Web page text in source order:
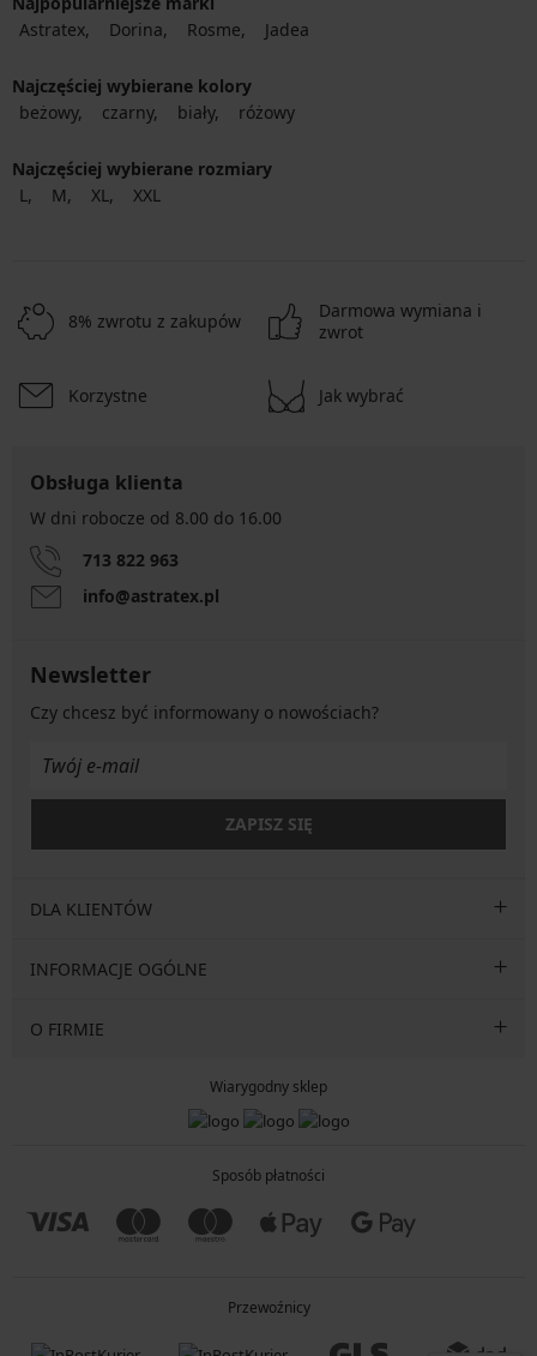
Astratex
Dorina Rosme Jadea
Najczęściej wybierane kolory
beżowy
czarny biały różowy
Najczęściej wybierane rozmiary
L
M XL XXL
8% zwrotu z zakupów
Darmowa wymiana i
zwrot
Korzystne Jak wybrać
Obsługa klienta
W dni robocze od 8.00 do 16.00
713 822 963
info@astratex.pl
Newsletter
Czy chcesz być informowany o nowościach?
ZAPISZ SIĘ
DLA KLIENTÓW
INFORMACJE OGÓLNE
O FIRMIE
Wiarygodny sklep
Sposób płatności
Przewoźnicy